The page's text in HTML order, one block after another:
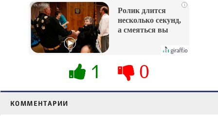
i
Ролик длится
несколько секунд,
а смеяться вы
1 0
КОММЕНТАРИИ